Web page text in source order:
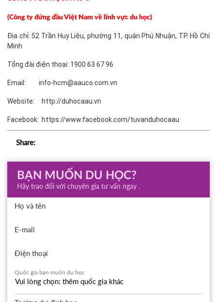
(Công ty đứng đầu Việt Nam về lĩnh vực du học)
Địa chỉ: 52 Trần Huy Liệu, phường 11, quận Phú Nhuận, TP. Hồ Chí
Minh
Tổng đài điện thoại: 1900 63 67 96
Email: info-hcm@aauco.com.vn
Website: http://duhocaau.vn
Facebook: https://www.facebook.com/tuvanduhocaau
Share:
BẠN MUỐN DU HỌC?
Hãy trao đổi với chuyên gia tư vấn ngay .
Họ và tên
E-mail
Điện thoại
Quốc gia bạn muốn du học